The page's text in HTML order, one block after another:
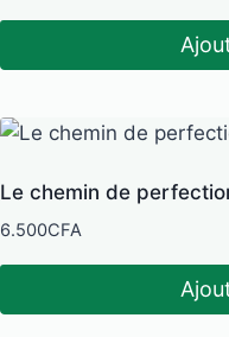
Le chemin de
6.500CFA